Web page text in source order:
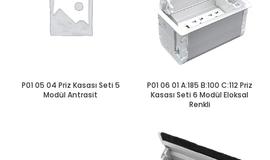
P01 05 04 Priz Kasası Seti 5
Modül Antrasit
P01 06 01 A:185 B:100 C:112 Priz
Kasası Seti 6 Modül Eloksal
Renkli